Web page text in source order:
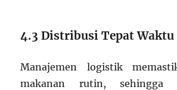
4.3 Distribusi Tepat Waktu
Manajemen logistik
makanan rutin, sehingga